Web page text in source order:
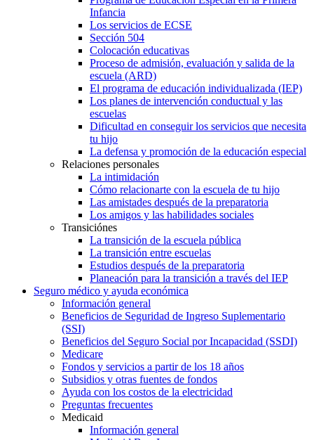
Infancia
Los servicios de ECSE
Sección 504
Colocación educativas
Proceso de admisión, evaluación y salida de la
escuela (ARD)
El programa de educación individualizada (IEP)
Los planes de intervención conductual y las
escuelas
Dificultad en conseguir los servicios que necesita
tu hijo
La defensa y promoción de la educación especial
Relaciones personales
La intimidación
Cómo relacionarte con la escuela de tu hijo
Las amistades después de la preparatoria
Los amigos y las habilidades sociales
Transiciónes
La transición de la escuela pública
La transición entre escuelas
Estudios después de la preparatoria
Planeación para la transición a través del IEP
Seguro médico y ayuda económica
Información general
Beneficios de Seguridad de Ingreso Suplementario
(SSI)
Beneficios del Seguro Social por Incapacidad (SSDI)
Medicare
Fondos y servicios a partir de los 18 años
Subsidios y otras fuentes de fondos
Ayuda con los costos de la electricidad
Preguntas frecuentes
Medicaid
Información general